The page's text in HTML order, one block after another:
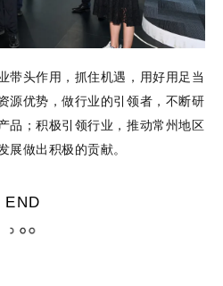
带头作用，抓住机遇，用好用足当
源优势，做行业的引领者，不断研
品；积极引领行业，推动常州地区
展做出积极的贡献。
END